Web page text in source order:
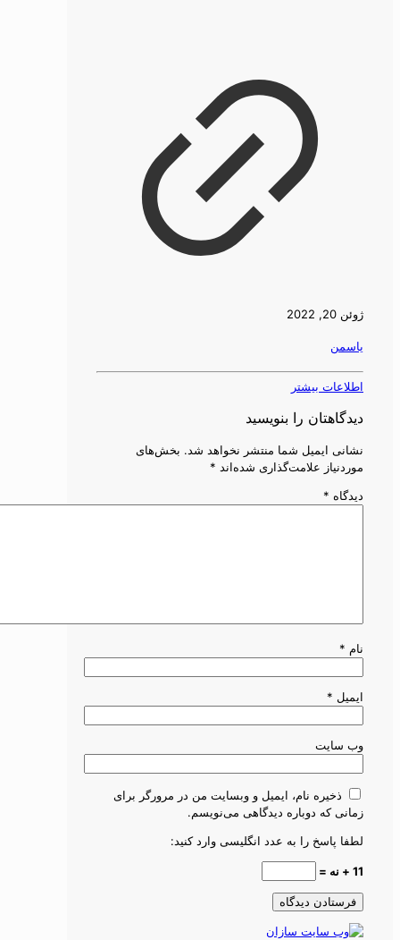
ژوئن 20, 2022
یاسمن
اطلاعات بیشتر
دیدگاهتان را بنویسید
نشانی ایمیل شما منتشر نخواهد شد. بخش‌های
موردنیاز علامت‌گذاری شده‌اند*
دیدگاه*
نام*
ایمیل *
وب‌ سایت
ذخیره نام، ایمیل و وبسایت من در مرورگر برای
زمانی که دوباره دیدگاهی می‌نویسم.
لطفا پاسخ را به عدد انگلیسی وارد کنید: